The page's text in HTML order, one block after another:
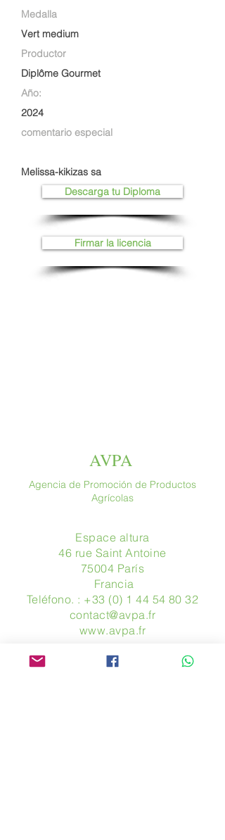
Medalla
Vert medium
Productor
Diplôme Gourmet
Año:
2024
comentario especial
Melissa-kikizas sa
Descarga tu Diploma
Firmar la licencia
AVPA
Agencia de Promoción de Productos
Agrícolas
Espace altura
46 rue Saint Antoine
75004 París
​ Francia
Teléfono. : +33 (0) 1 44 54 80 32
contact@avpa.fr
www.avpa.fr